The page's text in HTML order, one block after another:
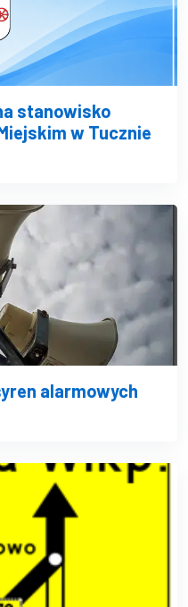
stanowisko
w Tucznie
alarmowych